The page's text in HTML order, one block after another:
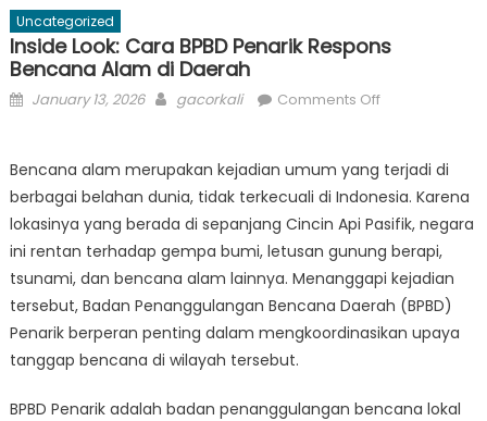
Uncategorized
Inside Look: Cara BPBD Penarik Respons
Bencana Alam di Daerah
Posted
January 13, 2026 Author
gacorkali Comments Offon
Cara
BPBD
Penarik
Respons
Bencana
Alam
di
Daerah
Bencana alam merupakan kejadian umum yang terjadi di
berbagai belahan dunia, tidak terkecuali di Indonesia. Karena
lokasinya yang berada di sepanjang Cincin Api Pasifik, negara
ini rentan terhadap gempa bumi, letusan gunung berapi,
tsunami, dan bencana alam lainnya. Menanggapi kejadian
tersebut, Badan Penanggulangan Bencana Daerah (BPBD)
Penarik berperan penting dalam mengkoordinasikan upaya
tanggap bencana di wilayah tersebut.
BPBD Penarik adalah badan penanggulangan bencana lokal